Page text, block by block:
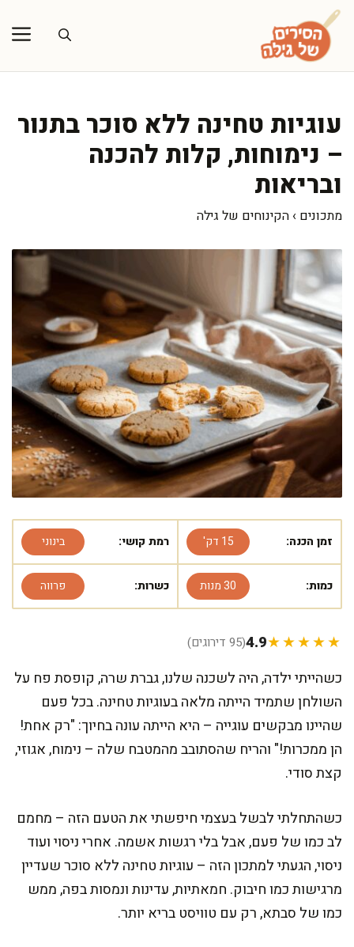
לדלג
לתוכן
עוגיות טחינה ללא סוכר בתנור
– נימוחות, קלות להכנה
ובריאות
מתכונים › הקינוחים של גילה
זמן הכנה: 15 דק' רמת קושי: בינוני
כמות: 30 מנות כשרות: פרווה
★★★★★
4.9(95 דירוגים)
כשהייתי ילדה, היה לשכנה שלנו, גברת שרה, קופסת פח על
השולחן שתמיד הייתה מלאה בעוגיות טחינה. בכל פעם
שהיינו מבקשים עוגייה – היא הייתה עונה בחיוך: "רק אחת!
הן ממכרות!" והריח שהסתובב מהמטבח שלה – נימוח, אגוזי,
קצת סודי.
כשהתחלתי לבשל בעצמי חיפשתי את הטעם הזה – מחמם
לב כמו של פעם, אבל בלי רגשות אשמה. אחרי ניסוי ועוד
ניסוי, הגעתי למתכון הזה – עוגיות טחינה ללא סוכר שעדיין
מרגישות כמו חיבוק. חמאתיות, עדינות ונמסות בפה, ממש
כמו של סבתא, רק עם טוויסט בריא יותר.